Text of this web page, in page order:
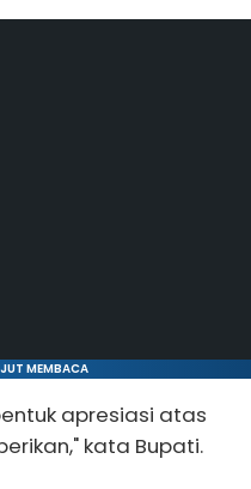
MEMBACA
apresiasi atas
kata Bupati.